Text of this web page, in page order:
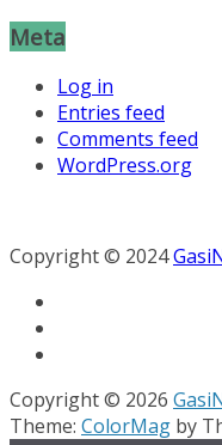
Meta
Log in
Entries feed
Comments feed
WordPress.org
Copyright © 2024
Copyright © 2026
Theme: ColorMag by